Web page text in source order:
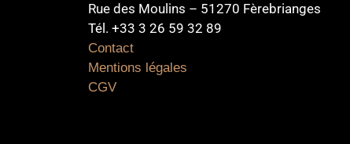
Rue des Moulins – 51270 Fèrebrianges
Tél. +33 3 26 59 32 89
Contact
Mentions légales
CGV